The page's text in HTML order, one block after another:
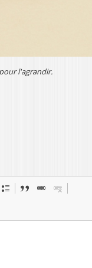
l'agrandir.